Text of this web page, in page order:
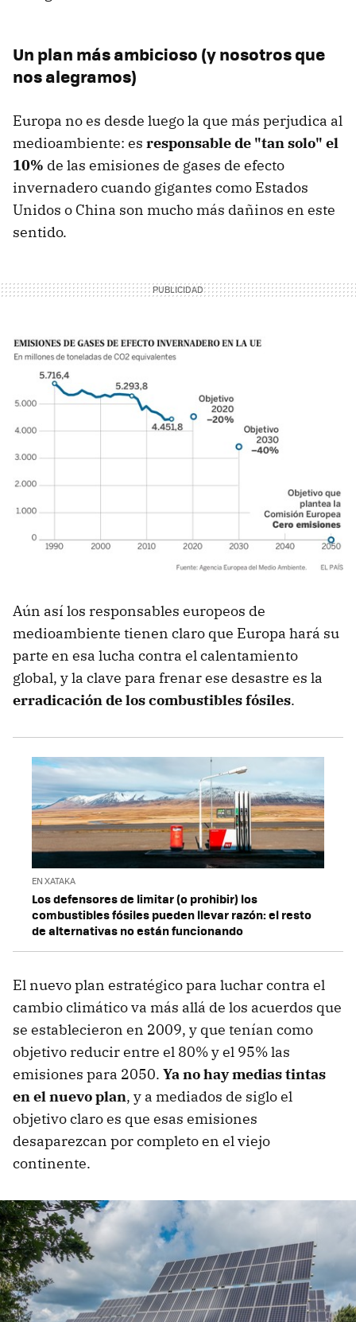
Un plan más ambicioso (y nosotros que
nos alegramos)
Europa no es desde luego la que más perjudica al
medioambiente: es responsable de "tan solo" el
10% de las emisiones de gases de efecto
invernadero cuando gigantes como Estados
Unidos o China son mucho más dañinos en este
sentido.
Aún así los responsables europeos de
medioambiente tienen claro que Europa hará su
parte en esa lucha contra el calentamiento
global, y la clave para frenar ese desastre es la
erradicación de los combustibles fósiles.
EN XATAKA
Los defensores de limitar (o prohibir) los
combustibles fósiles pueden llevar razón: el resto
de alternativas no están funcionando
El nuevo plan estratégico para luchar contra el
cambio climático va más allá de los acuerdos que
se establecieron en 2009, y que tenían como
objetivo reducir entre el 80% y el 95% las
emisiones para 2050. Ya no hay medias tintas
en el nuevo plan, y a mediados de siglo el
objetivo claro es que esas emisiones
desaparezcan por completo en el viejo
continente.